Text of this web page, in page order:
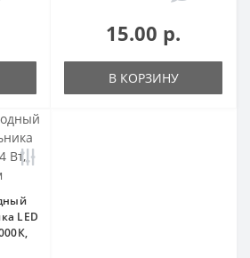
15.00 р.
В КОРЗИНУ
LED